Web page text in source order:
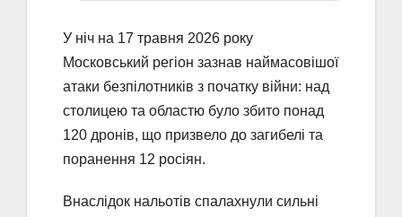
У ніч на 17 травня 2026 року
Московський регіон зазнав наймасовішої
атаки безпілотників з початку війни: над
столицею та областю було збито понад
120 дронів, що призвело до загибелі та
поранення 12 росіян.
Внаслідок нальотів спалахнули сильні